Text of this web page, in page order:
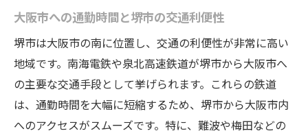
求人情報からスキル要件を読み解く方法
堺市でのキャリアアップに繋がる資格取得
未経験者歓迎の求人を賢く活用する方法
スキルマッチングを最大限に活用する秘訣
堺市での職種別求人動向とトレンド
大阪市への通勤時間と堺市の交通利便性
堺市は大阪市の南に位置し、交通の利便性が非常に高い
地域です。南海電鉄や泉北高速鉄道が堺市から大阪市へ
の主要な交通手段として挙げられます。これらの鉄道
は、通勤時間を大幅に短縮するため、堺市から大阪市内
へのアクセスがスムーズです。特に、難波や梅田などの